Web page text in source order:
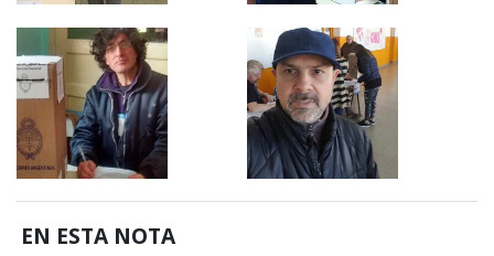
EN ESTA NOTA